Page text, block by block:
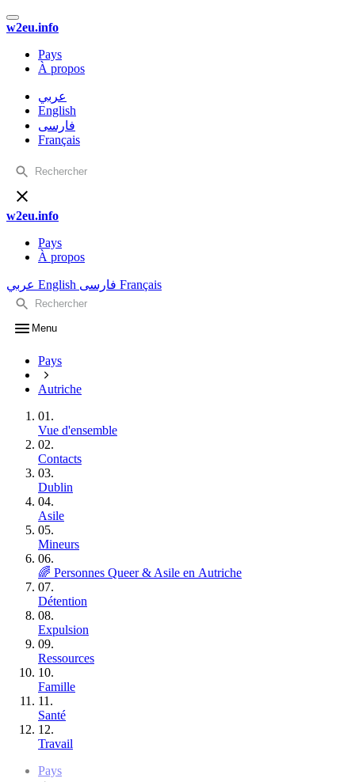
w2eu.info
Pays
À propos
عربي
English
فارسی
Français
w2eu.info
Pays
À propos
عربي English فارسی Français
Menu
Pays
Autriche
01.
Vue d'ensemble
02.
Contacts
03.
Dublin
04.
Asile
05.
Mineurs
06.
🌈 Personnes Queer & Asile en Autriche
07.
Détention
08.
Expulsion
09.
Ressources
10.
Famille
11.
Santé
12.
Travail
Pays